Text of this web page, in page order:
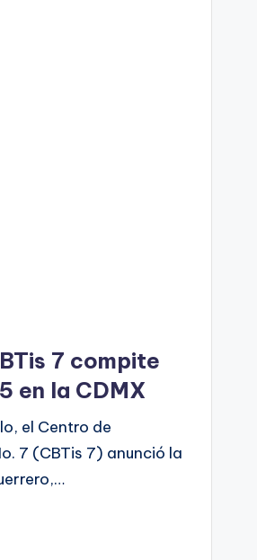
7 compite
en la CDMX
el Centro de
7 (CBTis 7) anunció la